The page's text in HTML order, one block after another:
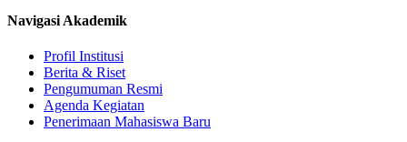
Navigasi Akademik
Profil Institusi
Berita & Riset
Pengumuman Resmi
Agenda Kegiatan
Penerimaan Mahasiswa Baru